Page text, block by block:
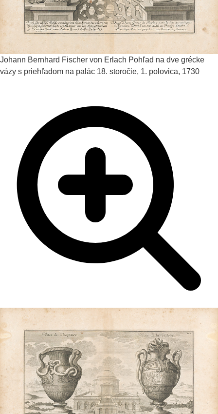
Johann Bernhard Fischer von Erlach Pohľad na dve grécke
vázy s priehľadom na palác 18. storočie, 1. polovica, 1730